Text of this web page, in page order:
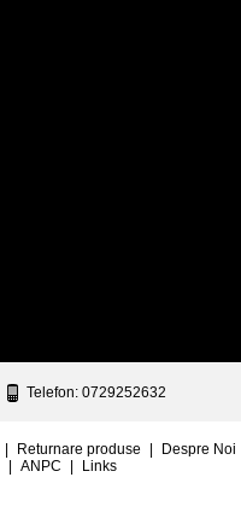
Telefon: 0729252632
Returnare produse
Despre Noi
ANPC Links